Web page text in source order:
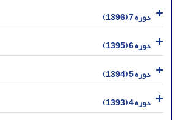
دوره 7 (1396)
دوره 6 (1395)
دوره 5 (1394)
دوره 4 (1393)